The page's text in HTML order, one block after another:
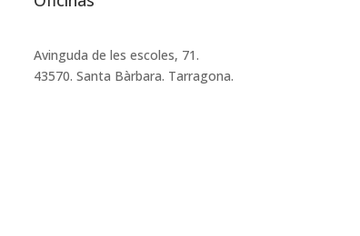
Avinguda de les escoles, 71.
43570. Santa Bàrbara. Tarragona.